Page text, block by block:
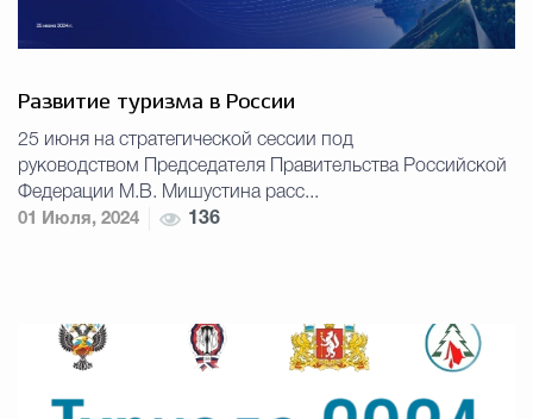
Развитие туризма в России
25 июня на стратегической сессии под
руководством Председателя Правительства Российской
Федерации М.В. Мишустина расс...
01 Июля, 2024
136